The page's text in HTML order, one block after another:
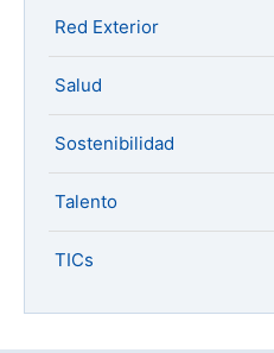
Red Exterior
Salud
Sostenibilidad
Talento
TICs